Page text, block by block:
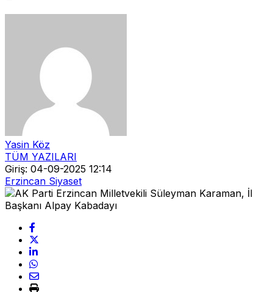
Yasin Köz
TÜM YAZILARI
Giriş: 04-09-2025 12:14
Erzincan Siyaset